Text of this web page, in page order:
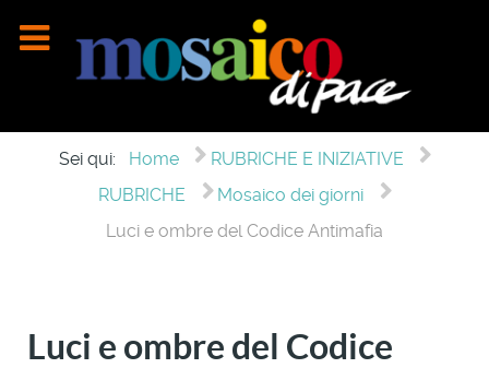
Sei qui: Home
RUBRICHE E INIZIATIVE
RUBRICHE
Mosaico dei giorni
Luci e ombre del Codice Antimafia
Luci e ombre del Codice